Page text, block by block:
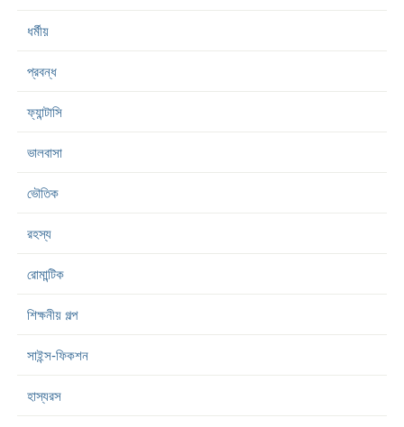
ধর্মীয়
প্রবন্ধ
ফ্যান্টাসি
ভালবাসা
ভৌতিক
রহস্য
রোমান্টিক
শিক্ষনীয় গল্প
সাইন্স-ফিকশন
হাস্যরস